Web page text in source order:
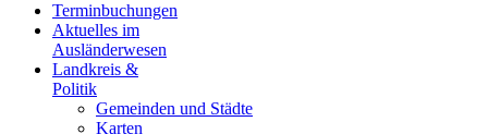
Terminbuchungen
Aktuelles im
Ausländerwesen
Landkreis &
Politik
Gemeinden und Städte
Karten